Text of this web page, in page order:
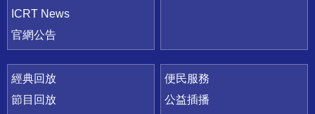
ICRT News
官網公告
經典回放
節目回放
便民服務
公益插播